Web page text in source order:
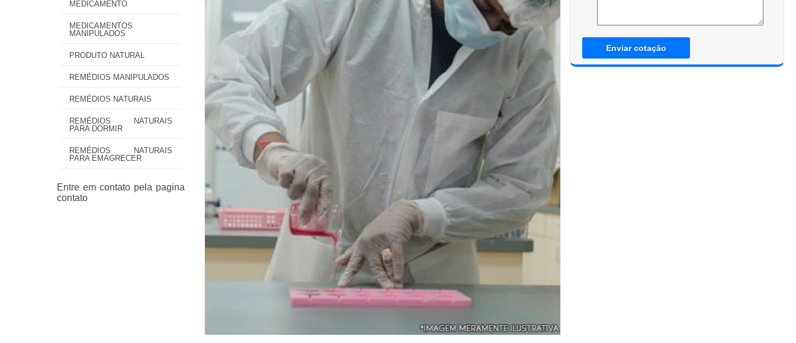
MEDICAMENTO
MEDICAMENTOS
MANIPULADOS
PRODUTO NATURAL
REMÉDIOS MANIPULADOS
REMÉDIOS NATURAIS
REMÉDIOS NATURAIS
PARA DORMIR
REMÉDIOS NATURAIS
PARA EMAGRECER
Enviar cotação